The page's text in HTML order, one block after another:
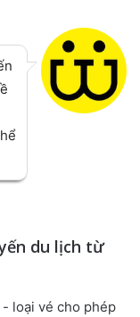
du lịch từ
- loại vé cho phép